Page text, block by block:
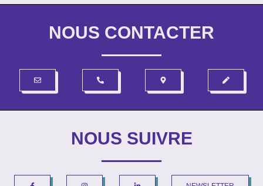
NOUS CONTACTER
NOUS SUIVRE